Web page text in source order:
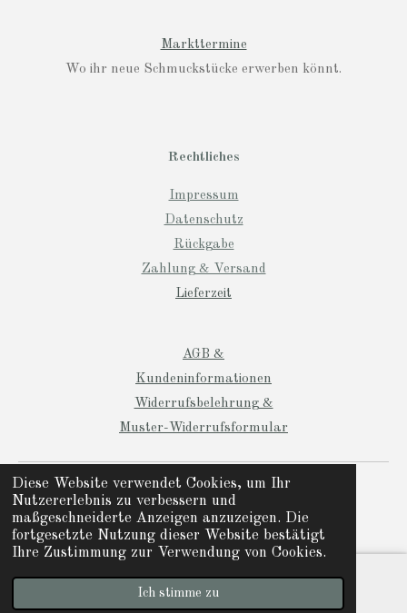
Diese Website verwendet Cookies, um Ihr
Nutzererlebnis zu verbessern und
maßgeschneiderte Anzeigen anzuzeigen. Die
fortgesetzte Nutzung dieser Website bestätigt
Ihre Zustimmung zur Verwendung von Cookies.
Ich stimme zu
Markttermine
Wo ihr neue Schmuckstücke erwerben könnt.
Rechtliches
Impressum
Datenschutz
Rückgabe
Zahlung & Versand
Lieferzeit
AGB &
Kundeninformationen
Widerrufsbelehrung &
Muster-Widerrufsformular
© 2024 Manio Designs
Mit Unterstützung von Webador